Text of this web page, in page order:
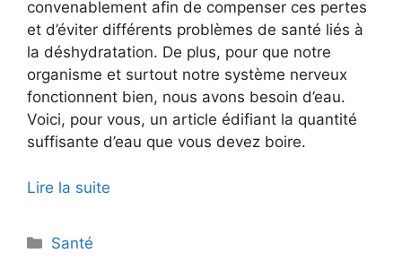
convenablement afin de compenser ces pertes
et d’éviter différents problèmes de santé liés à
la déshydratation. De plus, pour que notre
organisme et surtout notre système nerveux
fonctionnent bien, nous avons besoin d’eau.
Voici, pour vous, un article édifiant la quantité
suffisante d’eau que vous devez boire.
Lire la suite
Catégories
Santé